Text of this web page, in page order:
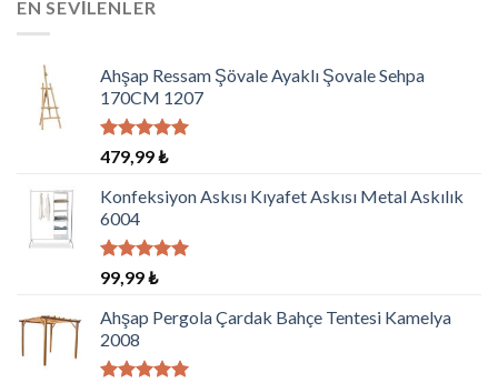
EN SEVILENLER
Ahşap Ressam Şövale Ayaklı Şovale Sehpa
170CM 1207
5 üzerinden
5.00oy
aldı
479,99₺
Konfeksiyon Askısı Kıyafet Askısı Metal Askılık
6004
5 üzerinden
5.00
aldı
99,99₺
Ahşap Pergola Çardak Bahçe Tentesi Kamelya
2008